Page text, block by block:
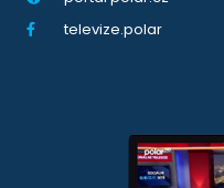
televize.polar